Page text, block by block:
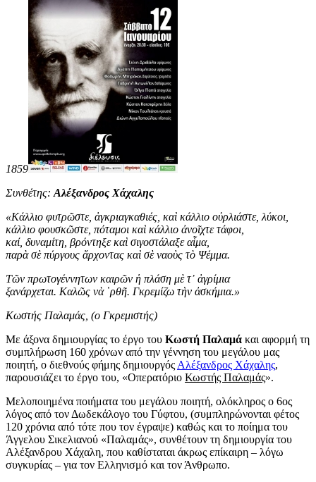
1859
Συνθέτης: Αλέξανδρος Χάχαλης
«Κάλλιο φυτρῶστε, ἀγκριαγκαθιές, καὶ κάλλιο οὐρλιάστε, λύκοι,
κάλλιο φουσκῶστε, πόταμοι καὶ κάλλιο ἀνοῖχτε τάφοι,
καί, δυναμίτη, βρόντηξε καὶ σιγοστάλαξε αἷμα,
παρὰ σὲ πύργους ἄρχοντας καὶ σὲ ναοὺς τὸ Ψέμμα.
Τῶν πρωτογέννητων καιρῶν ἡ πλάση μὲ τ᾿ ἀγρίμια
ξανάρχεται. Καλῶς νὰ ῾ρθῆ. Γκρεμίζω τὴν ἀσκήμια.»
Κωστής Παλαμάς, (ο Γκρεμιστής)
Με άξονα δημιουργίας το έργο του Κωστή Παλαμά και αφορμή τη
συμπλήρωση 160 χρόνων από την γέννηση του μεγάλου μας
ποιητή, ο διεθνούς φήμης δημιουργός Αλέξανδρος Χάχαλης,
παρουσιάζει το έργο του, «Οπερατόριο Κωστής Παλαμάς».
Μελοποιημένα ποιήματα του μεγάλου ποιητή, ολόκληρος ο 6ος
λόγος από τον Δωδεκάλογο του Γύφτου, (συμπληρώνονται φέτος
120 χρόνια από τότε που τον έγραψε) καθώς και το ποίημα του
Άγγελου Σικελιανού «Παλαμάς», συνθέτουν τη δημιουργία του
Αλέξανδρου Χάχαλη, που καθίσταται άκρως επίκαιρη – λόγω
συγκυρίας – για τον Ελληνισμό και τον Άνθρωπο.